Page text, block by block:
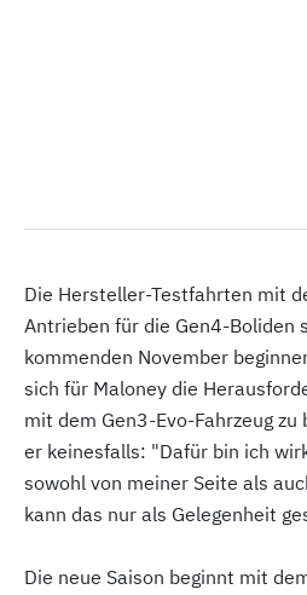
Die Hersteller-Testfahrten mit
Antrieben für die Gen4-Boliden
kommenden November
sich für Maloney die
mit dem Gen3-Evo-Fahrzeug
er keinesfalls: "Dafür bin ich
sowohl von meiner Seite als
kann das nur als Gelegenheit
Die neue Saison beginnt mit